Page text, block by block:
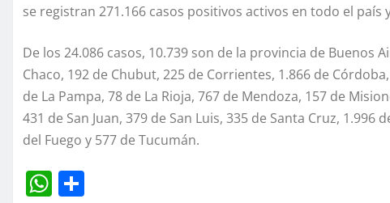
se registran 271.166 casos positivos activos en todo el país
De los 24.086 casos, 10.739 son de la provincia de Buenos
Chaco, 192 de Chubut, 225 de Corrientes, 1.866 de
de La Pampa, 78 de La Rioja, 767 de Mendoza, 157 de
431 de San Juan, 379 de San Luis, 335 de Santa Cruz, 1.996
del Fuego y 577 de Tucumán.
W